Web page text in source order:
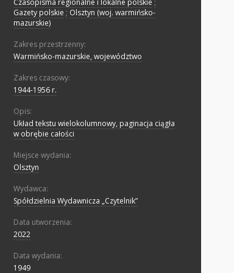
Czasopisma regionalne i lokalne polskie ;
Gazety polskie ; Olsztyn (woj. warmińsko-
mazurskie)
Zakres przestrzenny:
Warmińsko-mazurskie, województwo
Zakres czasowy:
1944-1956 r.
Opis:
Układ tekstu wielokolumnowy, paginacja ciągła
w obrębie całości
Miejsce wydania:
Olsztyn
Wydawca:
Spółdzielnia Wydawnicza „Czytelnik”
Data utworzenia:
2022
Data wydania:
1949